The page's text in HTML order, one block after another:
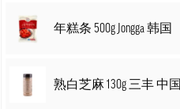
年糕条 500g Jongga 韩国
熟白芝麻 130g 三丰 中国